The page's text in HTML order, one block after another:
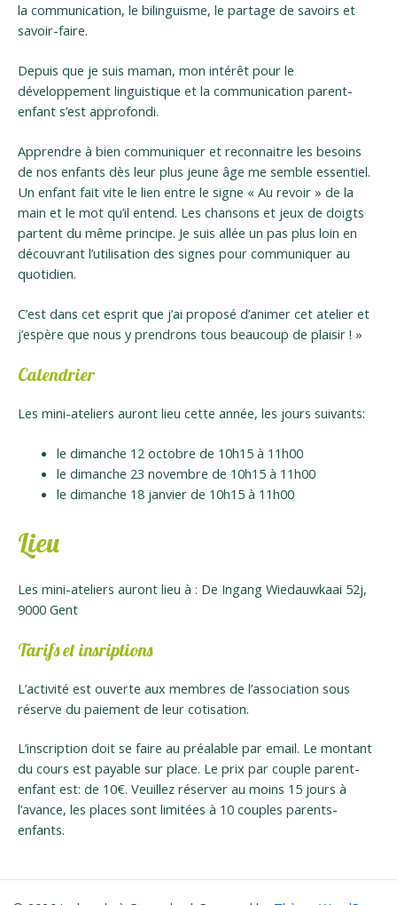
la communication, le bilinguisme, le partage de savoirs et
savoir-faire.
Depuis que je suis maman, mon intérêt pour le
développement linguistique et la communication parent-
enfant s’est approfondi.
Apprendre à bien communiquer et reconnaitre les besoins
de nos enfants dès leur plus jeune âge me semble essentiel.
Un enfant fait vite le lien entre le signe « Au revoir » de la
main et le mot qu’il entend. Les chansons et jeux de doigts
partent du même principe. Je suis allée un pas plus loin en
découvrant l’utilisation des signes pour communiquer au
quotidien.
C’est dans cet esprit que j’ai proposé d’animer cet atelier et
j’espère que nous y prendrons tous beaucoup de plaisir ! »
Calendrier
Les mini-ateliers auront lieu cette année, les jours suivants:
le dimanche 12 octobre de 10h15 à 11h00
le dimanche 23 novembre de 10h15 à 11h00
le dimanche 18 janvier de 10h15 à 11h00
Lieu
Les mini-ateliers auront lieu à : De Ingang Wiedauwkaai 52j,
9000 Gent
Tarifs et insriptions
L’activité est ouverte aux membres de l’association sous
réserve du paiement de leur cotisation.
L’inscription doit se faire au préalable par email. Le montant
du cours est payable sur place. Le prix par couple parent-
enfant est: de 10€. Veuillez réserver au moins 15 jours à
l’avance, les places sont limitées à 10 couples parents-
enfants.